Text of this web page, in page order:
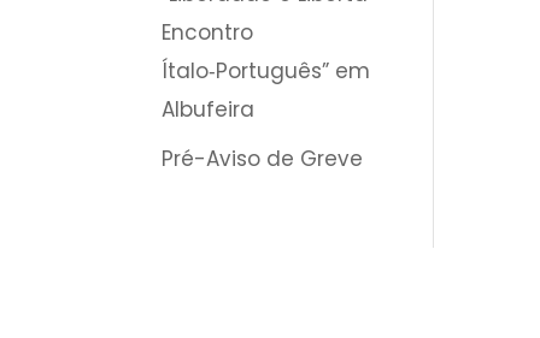
Encontro
Ítalo‑Português” em
Albufeira
Pré-Aviso de Greve